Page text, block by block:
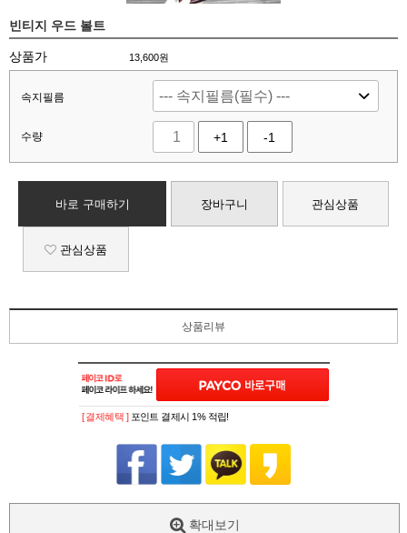
빈티지 우드 볼트
상품가 13,600원
속지필름
수량 +1 -1
바로 구매하기 장바구니 관심상품
관심상품
상품리뷰
[ 결제혜택 ] 포인트 결제시 1% 적립!
확대보기